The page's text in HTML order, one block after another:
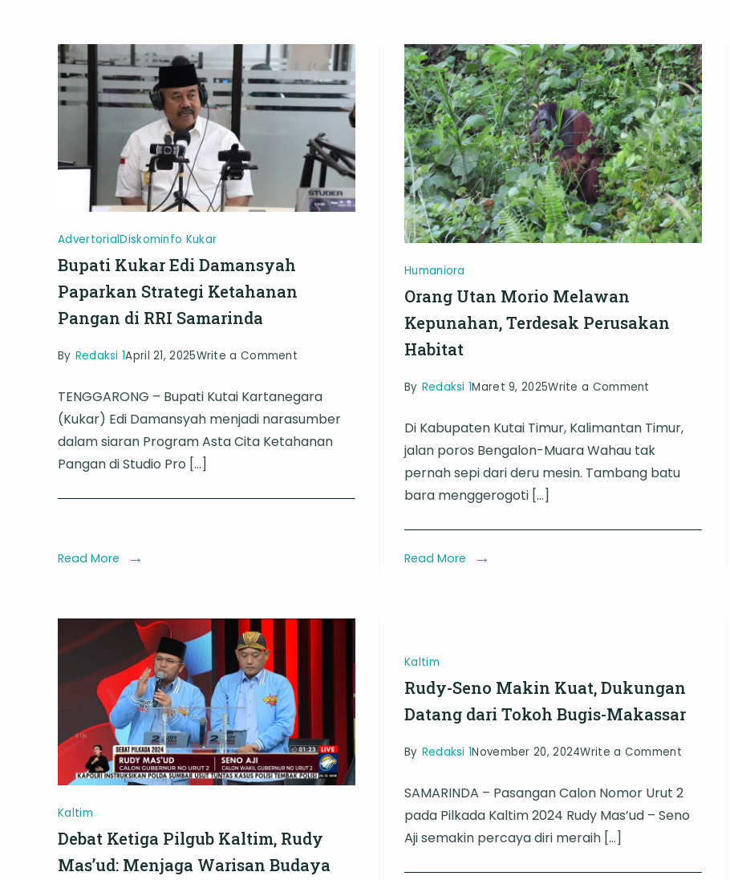
XI,
Cokelat
Anai
Jadi
Daya
AdvertorialDiskominfo Kukar
Bupati Kukar Edi Damansyah
Paparkan Strategi Ketahanan
Pangan di RRI Samarinda
By Redaksi 1April 21, 2025Write a Comment
Kukar
Edi
Damansyah
Strategi
Samarinda
TENGGARONG – Bupati Kutai Kartanegara
(Kukar) Edi Damansyah menjadi narasumber
dalam siaran Program Asta Cita Ketahanan
Pangan di Studio Pro […]
Read More
Humaniora
Orang Utan Morio Melawan
Kepunahan, Terdesak Perusakan
Habitat
By Redaksi 1Maret 9, 2025Write a Comment
Utan
Morio
Melawan
Terdesak
Di Kabupaten Kutai Timur, Kalimantan Timur,
jalan poros Bengalon-Muara Wahau tak
pernah sepi dari deru mesin. Tambang batu
bara menggerogoti […]
Read More
Kaltim
Debat Ketiga Pilgub Kaltim, Rudy
Mas’ud: Menjaga Warisan Budaya
Kaltim
Rudy-Seno Makin Kuat, Dukungan
Datang dari Tokoh Bugis-Makassar
By Redaksi 1November 20, 2024Write a Commenton
Seno
Makin
Dukungan
SAMARINDA – Pasangan Calon Nomor Urut 2
pada Pilkada Kaltim 2024 Rudy Mas’ud – Seno
Aji semakin percaya diri meraih […]